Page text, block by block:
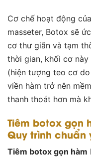
Cơ chế hoạt động
masseter, Botox sẽ
cơ thư giãn và tạm
thời gian, khối cơ
(hiện tượng teo cơ
viền hàm trở nên
thanh thoát hơn mà
Tiêm botox gọn
Quy trình chuẩn
Tiêm botox gọn hàm